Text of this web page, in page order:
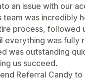
an issue with our
team was incredibly
process, followed
everything was
was outstanding
us succeed.
Referral Candy